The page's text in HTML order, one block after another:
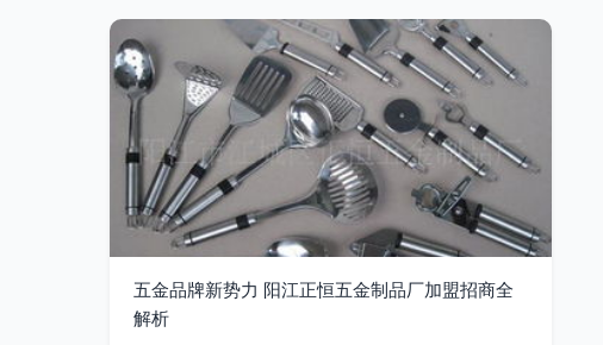
五金品牌新势力 阳江正恒五金制品厂加盟招商全
解析